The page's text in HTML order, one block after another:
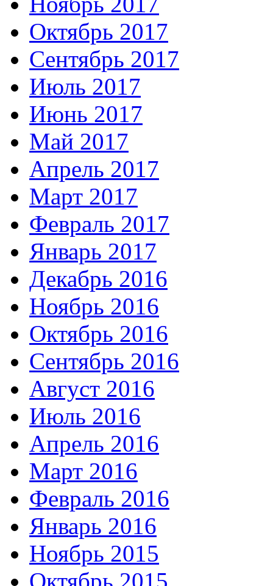
Октябрь 2017
Сентябрь 2017
Июль 2017
Июнь 2017
Май 2017
Апрель 2017
Март 2017
Февраль 2017
Январь 2017
Декабрь 2016
Ноябрь 2016
Октябрь 2016
Сентябрь 2016
Август 2016
Июль 2016
Апрель 2016
Март 2016
Февраль 2016
Январь 2016
Ноябрь 2015
Октябрь 2015